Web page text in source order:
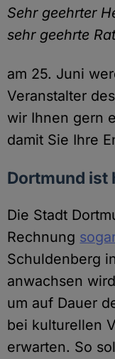
Sehr geehrter
sehr geehrte
am 25. Juni
Veranstalter
wir Ihnen gern
damit Sie Ihre
Dortmund ist
Die Stadt
Rechnung
Schuldenberg
anwachsen
um auf Dauer
bei kulturellen
erwarten. So